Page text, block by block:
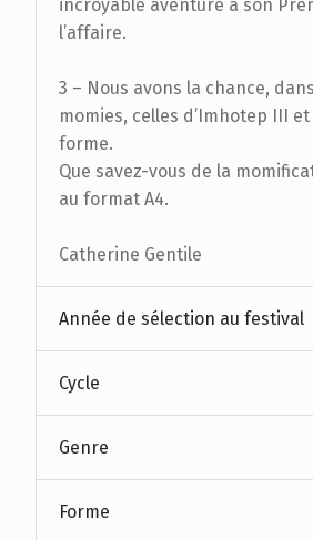
incroyable aventure à son
l’affaire.
3 – Nous avons la chance,
momies, celles d’Imhotep III
forme.
Que savez-vous de la
au format A4.
Catherine Gentile
Année de sélection au festival
Cycle
Genre
Forme